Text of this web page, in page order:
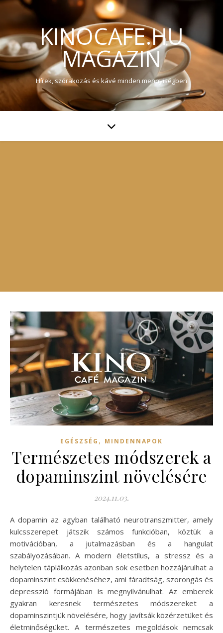
KINOCAFE.HU
MAGAZIN
Hírek, szórakozás és kávé minden mennyiségben
EGÉSZSÉG , MINDENNAPOK
Természetes módszerek a
dopaminszint növelésére
2024.11.03.
A dopamin az agyban található neurotranszmitter, amely
kulcsszerepet játszik számos funkcióban, köztük a
motivációban, a jutalmazásban és a hangulat
szabályozásában. A modern életstílus, a stressz és a
helytelen táplálkozás azonban sok esetben hozzájárulhat a
dopaminszint csökkenéséhez, ami fáradtság, szorongás és
depresszió formájában is megnyilvánulhat. Az emberek
gyakran keresnek természetes módszereket a
dopaminszintjük növelésére, hogy javítsák közérzetüket és
életminőségüket. A természetes megoldások nemcsak